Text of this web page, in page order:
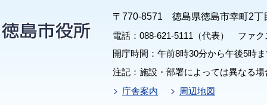
〒770-8571 徳島県徳島市幸町2丁
電話：088-621-5111（代表） ファク
開庁時間：午前8時30分から午後5時
注記：施設・部署によっては異なる
庁舎案内
周辺地図